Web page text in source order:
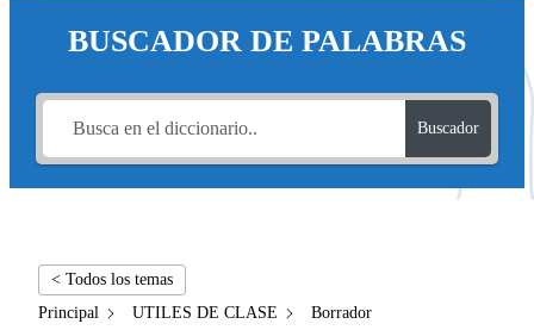
BUSCADOR DE PALABRAS
Buscador
< Todos los temas
Principal
UTILES DE CLASE Borrador